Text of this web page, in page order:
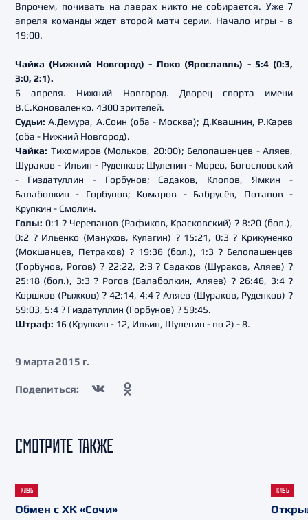
Впрочем, почивать на лаврах никто не собирается. Уже 7
апреля команды ждет второй матч серии. Начало игры - в
19:00.
Чайка (Нижний Новгород) - Локо (Ярославль) - 5:4 (0:3,
3:0, 2:1).
6 апреля. Нижний Новгород. Дворец спорта имени
В.С.Коноваленко. 4300 зрителей.
Судьи: А.Демура, А.Соин (оба - Москва); Д.Квашнин, Р.Карев
(оба - Нижний Новгород).
Чайка: Тихомиров (Мольков, 20:00); Белопашенцев - Аляев,
Шураков - Ильин - Руденков; Шуленин - Морев, Богословский
- Гиздатуллин - Горбунов; Садаков, Клопов, Ямкин -
Балаболкин - Горбунов; Комаров - Бабрусёв, Потапов -
Крупкин - Смолин.
Голы: 0:1 ? Черепанов (Рафиков, Красковский) ? 8:20 (бол.),
0:2 ? Ильенко (Манухов, Кулагин) ? 15:21, 0:3 ? Крикуненко
(Мокшанцев, Петраков) ? 19:36 (бол.), 1:3 ? Белопашенцев
(Горбунов, Рогов) ? 22:22, 2:3 ? Садаков (Шураков, Аляев) ?
25:18 (бол.), 3:3 ? Рогов (Балаболкин, Аляев) ? 26:46, 3:4 ?
Коршков (Рыжков) ? 42:14, 4:4 ? Аляев (Шураков, Руденков) ?
59:03, 5:4 ? Гиздатуллин (Горбунов) ? 59:45.
Штраф: 16 (Крупкин - 12, Ильин, Шуленин - по 2) - 8.
9 марта 2015 г.
Поделиться:
СМОТРИТЕ ТАКЖЕ
КЛУБ
Обмен с ХК «Сочи»
КЛУБ